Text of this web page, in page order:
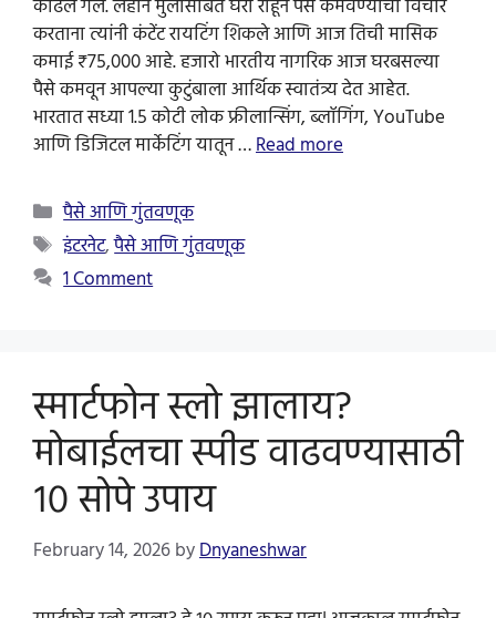
काढले गेले. लहान मुलासोबत घरी राहून पैसे कमवण्याचा विचार
करताना त्यांनी कंटेंट रायटिंग शिकले आणि आज तिची मासिक
कमाई ₹75,000 आहे. हजारो भारतीय नागरिक आज घरबसल्या
पैसे कमवून आपल्या कुटुंबाला आर्थिक स्वातंत्र्य देत आहेत.
भारतात सध्या 1.5 कोटी लोक फ्रीलान्सिंग, ब्लॉगिंग, YouTube
आणि डिजिटल मार्केटिंग यातून …Read more
Categories
पैसे आणि गुंतवणूक
Tags
इंटरनेट,पैसे आणि गुंतवणूक
1 Comment
स्मार्टफोन स्लो झालाय?
मोबाईलचा स्पीड वाढवण्यासाठी
१० सोपे उपाय
February 14, 2026byDnyaneshwar